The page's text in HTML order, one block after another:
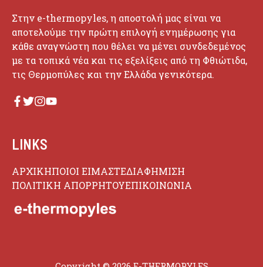
Στην e-thermopyles, η αποστολή μας είναι να
αποτελούμε την πρώτη επιλογή ενημέρωσης για
κάθε αναγνώστη που θέλει να μένει συνδεδεμένος
με τα τοπικά νέα και τις εξελίξεις από τη Φθιώτιδα,
τις Θερμοπύλες και την Ελλάδα γενικότερα.
LINKS
ΑΡΧΙΚΗΠΟΙΟΙ ΕΙΜΑΣΤΕΔΙΑΦΗΜΙΣΗ
ΠΟΛΙΤΙΚΗ ΑΠΟΡΡΗΤΟΥΕΠΙΚΟΙΝΩΝΙΑ